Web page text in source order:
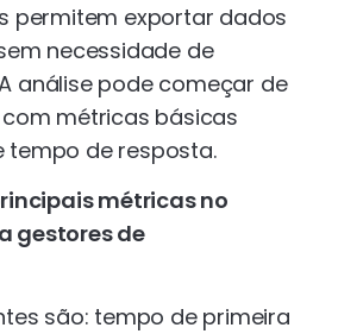
permitem exportar dados
necessidade de
análise pode começar de
métricas básicas
tempo de resposta.
métricas no
gestores de
são: tempo de primeira